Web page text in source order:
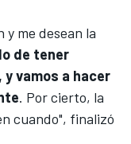
y me desean la
de tener
vamos a hacer
. Por cierto, la
cuando", finalizó